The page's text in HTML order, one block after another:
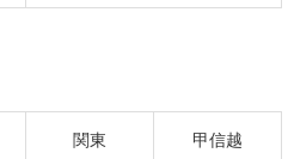
関東 甲信越